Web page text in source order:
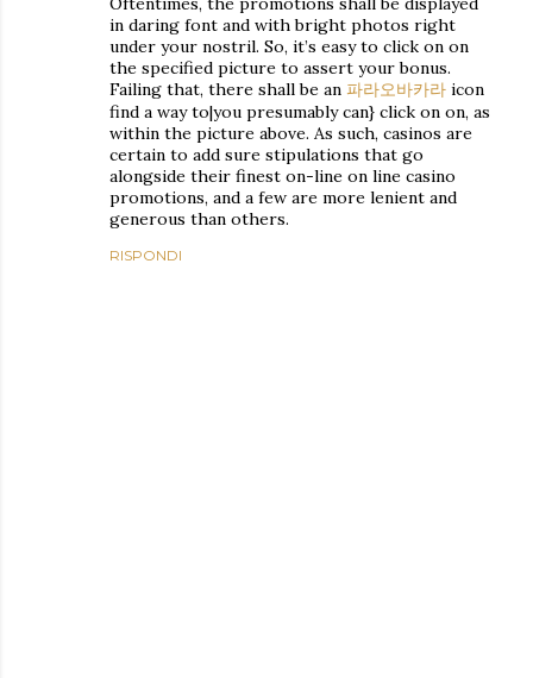
in daring font and with bright photos right
under your nostril. So, it’s easy to click on on
the specified picture to assert your bonus.
Failing that, there shall be an 파라오바카라 icon
find a way to|you presumably can} click on on, as
within the picture above. As such, casinos are
certain to add sure stipulations that go
alongside their finest on-line on line casino
promotions, and a few are more lenient and
generous than others.
RISPONDI